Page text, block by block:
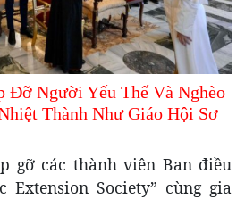
Người Yếu Thế Và Nghèo
Thành Như Giáo Hội Sơ
gỡ các thành viên Ban điều
Extension Society” cùng gia